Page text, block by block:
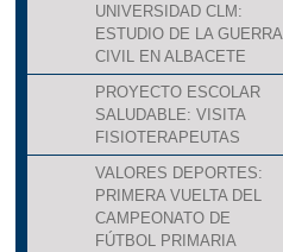
UNIVERSIDAD CLM:
ESTUDIO DE LA GUERRA
CIVIL EN ALBACETE
PROYECTO ESCOLAR
SALUDABLE: VISITA
FISIOTERAPEUTAS
VALORES DEPORTES:
PRIMERA VUELTA DEL
CAMPEONATO DE
FÚTBOL PRIMARIA